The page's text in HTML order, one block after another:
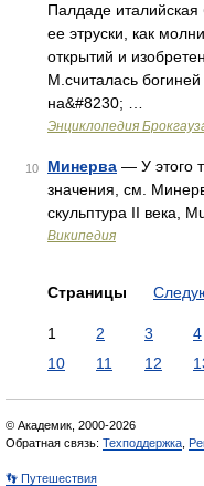
Палдаде
ее этруски, как
открытий и
М.считалась
на&#8230; …
Энциклопедия
10 Минерва — У этого
значения, см.
скульптура II века,
Википедия
Страницы
1 2 3 4
10
11 12
© Академик, 2000-2026
Обратная связь: Техподдержка
👣 Путешествия